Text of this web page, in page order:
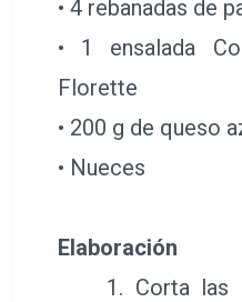
• 4 rebanadas de
• 1 ensalada
Florette
• 200 g de queso
• Nueces
Elaboración
1. Corta las